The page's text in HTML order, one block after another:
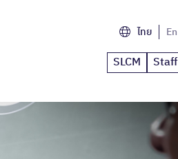
ไทย En
SLCM Staff